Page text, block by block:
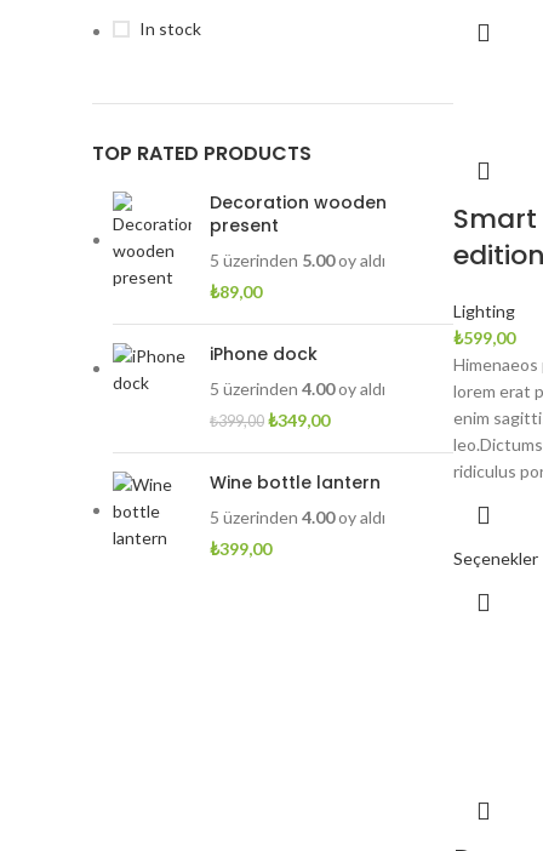
In stock
TOP RATED PRODUCTS
Decoration wooden
present
5 üzerinden 5.00oy aldı
₺89,00
iPhone dock
5 üzerinden 4.00oy aldı
₺399,00 Orijinal
₺399,00.
₺349,00Şu
fiyat:
Wine bottle lantern
5 üzerinden 4.00oy aldı
₺399,00
Lighting
₺599,00
lorem erat
enim
ridiculus
Seçenekler